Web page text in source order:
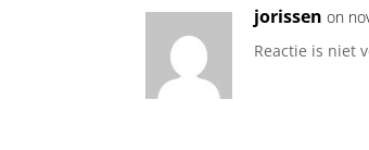
jorissen on
Reactie is niet